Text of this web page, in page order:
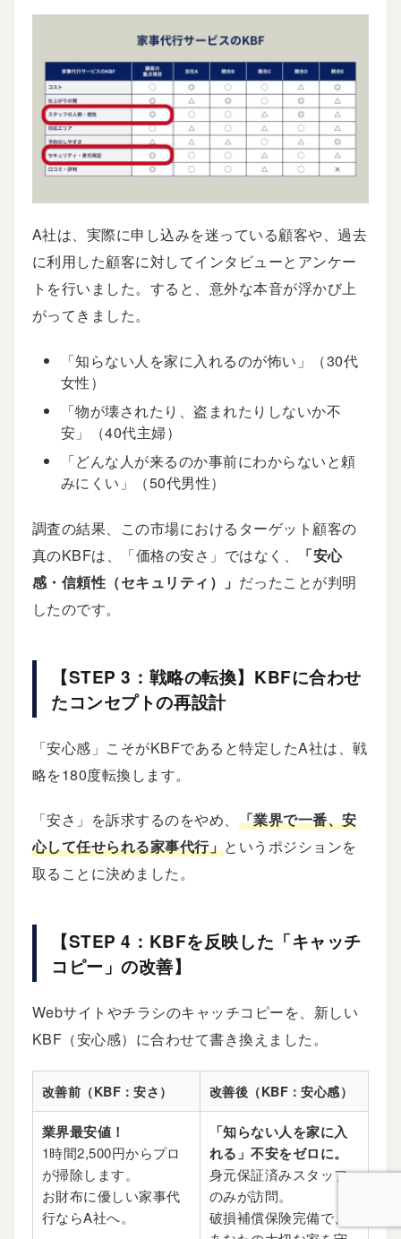
A社は、実際に申し込みを迷っている顧客や、過去
に利用した顧客に対してインタビューとアンケー
トを行いました。すると、意外な本音が浮かび上
がってきました。
「知らない人を家に入れるのが怖い」（30代
女性）
「物が壊されたり、盗まれたりしないか不
安」（40代主婦）
「どんな人が来るのか事前にわからないと頼
みにくい」（50代男性）
調査の結果、この市場におけるターゲット顧客の
真のKBFは、「価格の安さ」ではなく、
「安心
感・信頼性（セキュリティ）」 だったことが判明
したのです。
【STEP 3：戦略の転換】KBFに合わせ
たコンセプトの再設計
「安心感」こそがKBFであると特定したA社は、戦
略を180度転換します。
「安さ」を訴求するのをやめ、 「業界で一番、安
心して任せられる家事代行」というポジションを
取ることに決めました。
【STEP 4：KBFを反映した「キャッチ
コピー」の改善】
Webサイトやチラシのキャッチコピーを、新しい
KBF（安心感）に合わせて書き換えました。
改善前（KBF：安さ） 改善後（KBF：安心感）
業界最安値！
1時間2,500円からプロ
が掃除します。
お財布に優しい家事代
行ならA社へ。
「知らない人を家に入
れる」不安をゼロに。
身元保証済みスタッフ
のみが訪問。
破損補償保険完備で、